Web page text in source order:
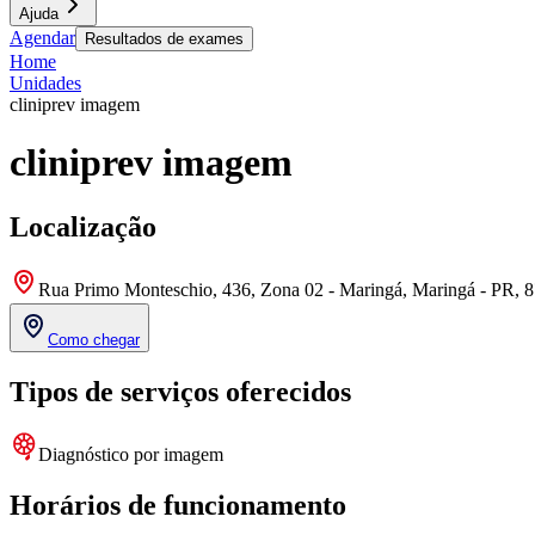
Ajuda
Agendar Resultados de exames
Home
Unidades
cliniprev imagem
cliniprev imagem
Localização
Rua Primo Monteschio, 436, Zona 02 - Maringá, Maringá - PR,
Como chegar
Tipos de serviços oferecidos
Diagnóstico por imagem
Horários de funcionamento